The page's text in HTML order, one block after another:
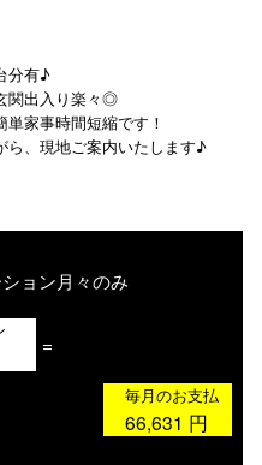
分有♪
関出入り楽々◎
単家事時間短縮です！
ら、現地ご案内いたします♪
ョン月々のみ
=
毎月のお支払
66,631 円